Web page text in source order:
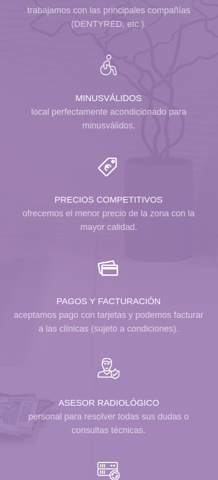
trabajamos con las principales compañías
(DENTYRED, etc.).
MINUSVÁLIDOS
local perfectamente acondicionado para
minusválidos.
PRECIOS COMPETITIVOS
ofrecemos el menor precio de la zona con la
mayor calidad.
PAGOS Y FACTURACIÓN
aceptamos pago con tarjetas y podemos facturar
a las clínicas (sujeto a condiciones).
ASESOR RADIOLÓGICO
personal para resolver todas sus dudas o
consultas técnicas.